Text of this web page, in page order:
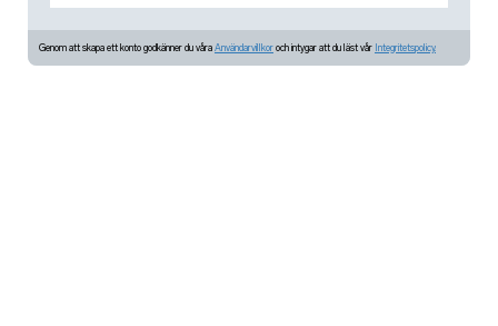
Genom att skapa ett konto godkänner du våra Användarvillkor och intygar att du läst vår Integritetspolicy.